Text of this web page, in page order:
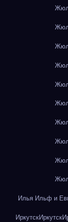
Илья Ильф и
ИркутскИркутск